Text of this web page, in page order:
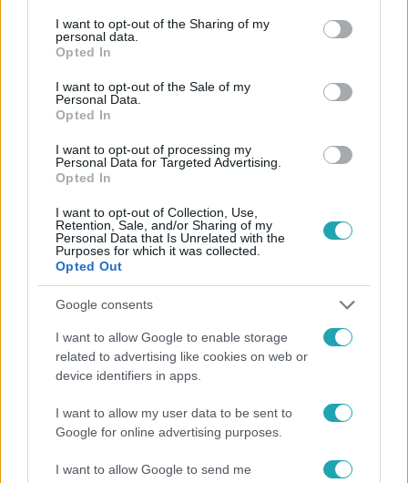
not limited to your visit or usage behaviour. You may click to
grant or deny consent to Google and its third-party tags to
use your data for below specified purposes in below Google
consent section.
I want to opt-out of the Sharing of my
personal data.
Opted In
I want to opt-out of the Sale of my
Personal Data.
Opted In
I want to opt-out of processing my
Personal Data for Targeted Advertising.
Opted In
I want to opt-out of Collection, Use,
Retention, Sale, and/or Sharing of my
Personal Data that Is Unrelated with the
Purposes for which it was collected.
Opted Out
Google consents
I want to allow Google to enable storage
related to advertising like cookies on web or
device identifiers in apps.
I want to allow my user data to be sent to
Google for online advertising purposes.
I want to allow Google to send me
HÍRADÓ BŰNÜGY #ERŐSZAK NÉGYÉVES
Népszerű